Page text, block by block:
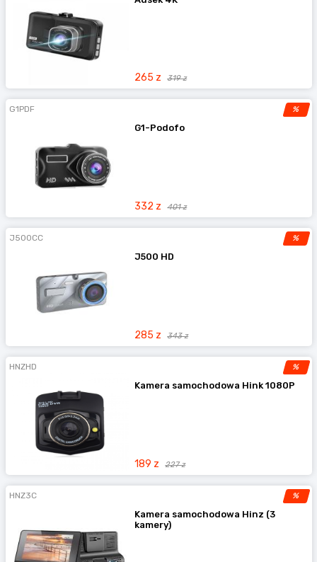
265 z 319 z
%
G1PDF
G1-Podofo
332 z 401 z
%
J500CC
J500 HD
285 z 343 z
%
HNZHD
Kamera samochodowa Hink 1080P
189 z 227 z
%
HNZ3C
Kamera samochodowa Hinz (3
kamery)